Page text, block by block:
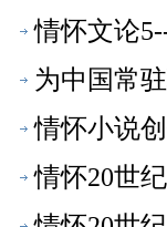
情怀文论
为中国常
情怀小说
情怀20世